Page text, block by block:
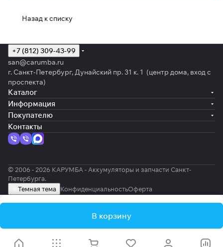
Назад к списку
В корзину
+7 (812) 309-43-99
san@carumba.ru
г. Санкт-Петербург, Дунайский пр. 31 к. 1 (центр дома, вход с
проспекта)
Каталог
Информация
Покупателю
Контакты
© 2006 - 2026 КАРУМБА - Аккумуляторы и запчасти Санкт-
Петербурга.
Темная тема КонфиденциальностьОферта